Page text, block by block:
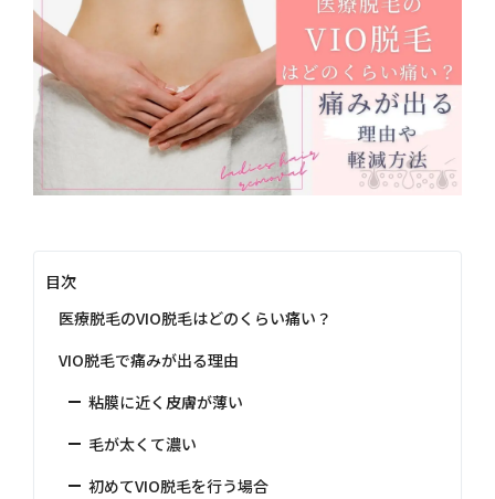
目次
医療脱毛のVIO脱毛はどのくらい痛い？
VIO脱毛で痛みが出る理由
粘膜に近く皮膚が薄い
毛が太くて濃い
初めてVIO脱毛を行う場合